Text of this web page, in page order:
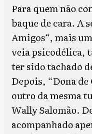
Para quem não
baque de cara. A
Amigos“, mais
veia psicodélica,
ter sido tachado
Depois, “Dona de
outro da mesma
Wally Salomão.
acompanhado